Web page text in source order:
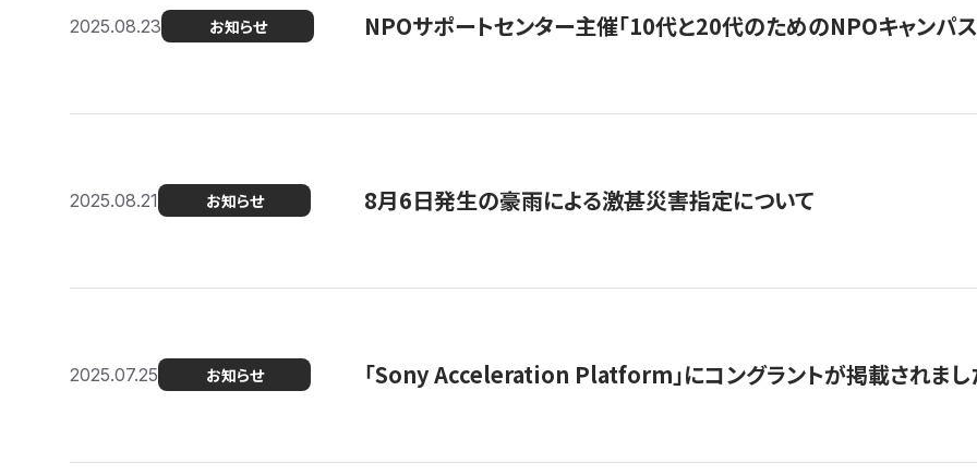
2025.08.23 お知らせ NPOサポートセンター主催「10代と20代のためのNPOキャンパ
2025.08.21 お知らせ 8月6日発生の豪雨による激甚災害指定について
2025.07.25 お知らせ 「Sony Acceleration Platform」にコングラントが掲載されまし